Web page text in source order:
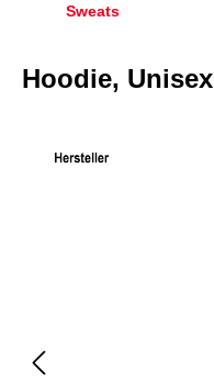
Sweats
Hoodie, Unisex